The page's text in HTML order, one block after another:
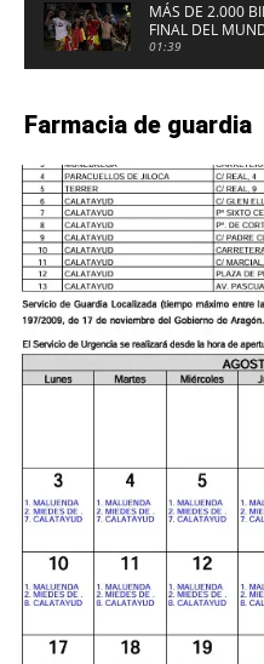
MÁS DE 2.000
FINAL DEL
FUERTE DE
01:39
Farmacia de guardia